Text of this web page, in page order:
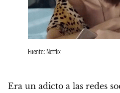
Fuente: Netflix
Era un adicto a las redes